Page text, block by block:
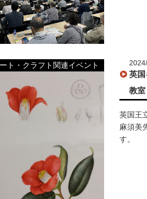
英
教
英国王
麻須美
す。
ト・クラフト関連イベント